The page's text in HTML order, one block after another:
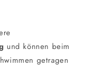
und können beim
getragen